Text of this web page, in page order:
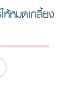
ห้หมดเกลี้ยง